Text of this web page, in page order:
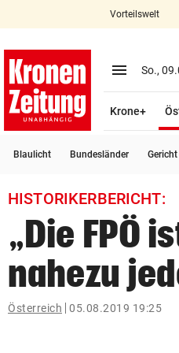
account_circle Anmelden
bookmark
search
Suchbegriff
eingeben
Vorteilswelt
menu Menü
So.,
Krone+
Blaulicht Bundesländer Gericht
HISTORIKERBERICHT:
„Die FPÖ
nahezu
Österreich 05.08.2019 19:25